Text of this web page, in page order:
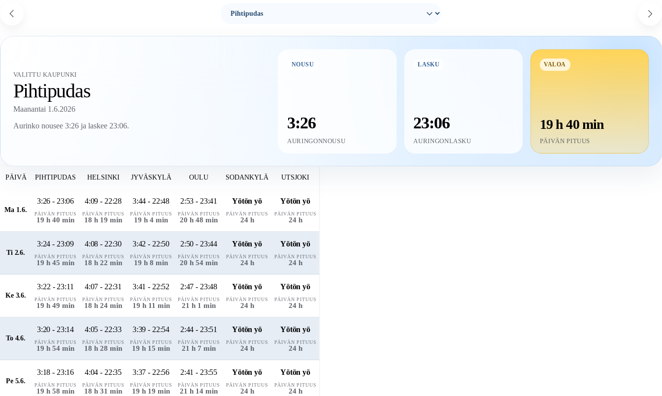
VALITTU KAUPUNKI
Pihtipudas
Maanantai 1.6.2026
Aurinko nousee 3:26 ja laskee 23:06.
NOUSU
3:26
AURINGONNOUSU
LASKU
23:06
AURINGONLASKU
VALOA
19 h 40 min
PÄIVÄN PITUUS
PÄIVÄ PIHTIPUDAS HELSINKI JYVÄSKYLÄ OULU SODANKYLÄ UTSJOKI
Ma 1.6.
3:26 - 23:06
PÄIVÄN PITUUS
19 h 40 min
4:09 - 22:28
PÄIVÄN PITUUS
18 h 19 min
3:44 - 22:48
PÄIVÄN PITUUS
19 h 4 min
2:53 - 23:41
PÄIVÄN PITUUS
20 h 48 min
Yötön yö
PÄIVÄN PITUUS
24 h
Yötön yö
PÄIVÄN PITUUS
24 h
Ti 2.6.
3:24 - 23:09
PÄIVÄN PITUUS
19 h 45 min
4:08 - 22:30
PÄIVÄN PITUUS
18 h 22 min
3:42 - 22:50
PÄIVÄN PITUUS
19 h 8 min
2:50 - 23:44
PÄIVÄN PITUUS
20 h 54 min
Yötön yö
PÄIVÄN PITUUS
24 h
Yötön yö
PÄIVÄN PITUUS
24 h
Ke 3.6.
3:22 - 23:11
PÄIVÄN PITUUS
19 h 49 min
4:07 - 22:31
PÄIVÄN PITUUS
18 h 24 min
3:41 - 22:52
PÄIVÄN PITUUS
19 h 11 min
2:47 - 23:48
PÄIVÄN PITUUS
21 h 1 min
Yötön yö
PÄIVÄN PITUUS
24 h
Yötön yö
PÄIVÄN PITUUS
24 h
To 4.6.
3:20 - 23:14
PÄIVÄN PITUUS
19 h 54 min
4:05 - 22:33
PÄIVÄN PITUUS
18 h 28 min
3:39 - 22:54
PÄIVÄN PITUUS
19 h 15 min
2:44 - 23:51
PÄIVÄN PITUUS
21 h 7 min
Yötön yö
PÄIVÄN PITUUS
24 h
Yötön yö
PÄIVÄN PITUUS
24 h
Pe 5.6.
3:18 - 23:16
PÄIVÄN PITUUS
19 h 58 min
4:04 - 22:35
PÄIVÄN PITUUS
18 h 31 min
3:37 - 22:56
PÄIVÄN PITUUS
19 h 19 min
2:41 - 23:55
PÄIVÄN PITUUS
21 h 14 min
Yötön yö
PÄIVÄN PITUUS
24 h
Yötön yö
PÄIVÄN PITUUS
24 h